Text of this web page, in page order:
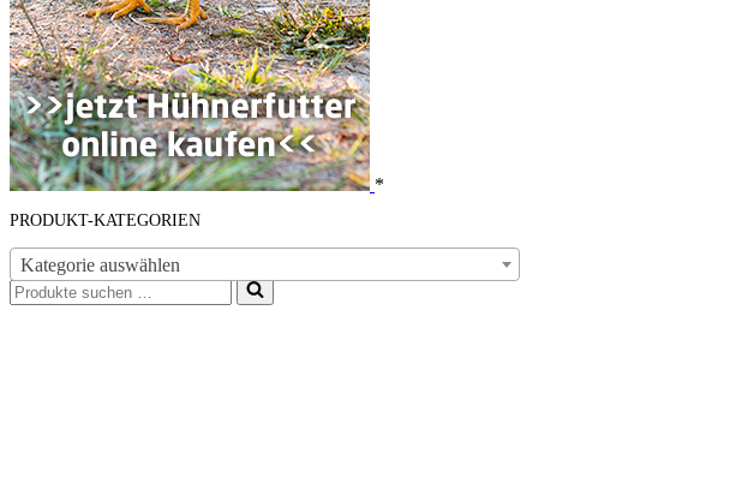
*
PRODUKT-KATEGORIEN
Kategorie auswählen
Suchen
nach …